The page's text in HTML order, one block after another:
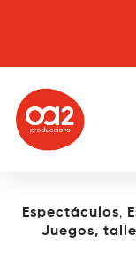
Espectáculos,
Juegos,